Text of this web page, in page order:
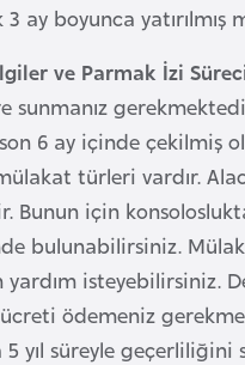
ay boyunca
ve Parmak İzi
sunmanız
6 ay içinde çekilmiş
türleri vardır.
Bunun için
bulunabilirsiniz.
isteyebilirsiniz.
ödemeniz
5 yıl süreyle